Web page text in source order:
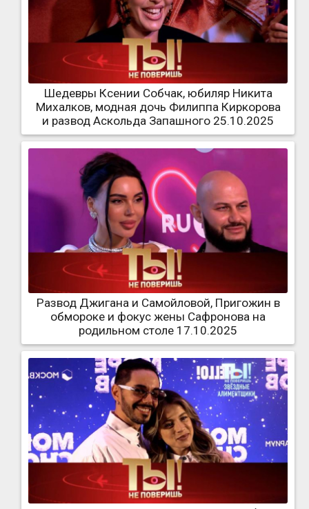
Шедевры Ксении Собчак, юбиляр Никита
Михалков, модная дочь Филиппа Киркорова
и развод Аскольда Запашного 25.10.2025
Развод Джигана и Самойловой, Пригожин в
обмороке и фокус жены Сафронова на
родильном столе 17.10.2025